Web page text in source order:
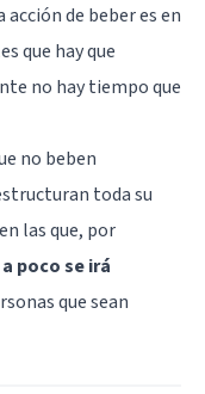
de beber es en
que hay que
no hay tiempo que
no beben
toda su
las que, por
poco se irá
que sean